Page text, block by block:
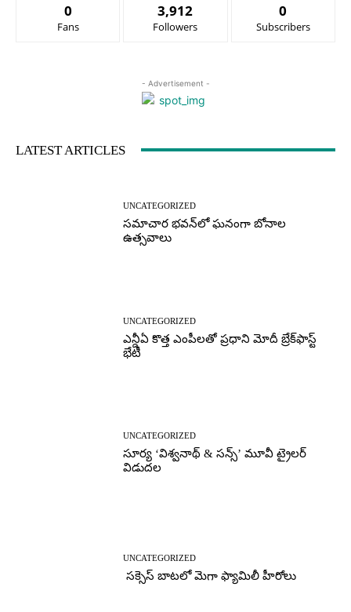
0
Fans
3,912
Followers
0
Subscribers
- Advertisement -
LATEST ARTICLES
UNCATEGORIZED
సమాచార భవన్‌లో ఘనంగా బోనాల
ఉత్సవాలు
UNCATEGORIZED
ఎన్డీఏ కొత్త ఎంపీలతో ప్రధాని మోదీ బ్రేక్‌ఫాస్ట్
భేటీ
UNCATEGORIZED
సూర్య ‘విశ్వనాథ్ & సన్స్’ మూవీ ట్రైలర్
విడుదల
UNCATEGORIZED
సక్సెస్ బాటలో మెగా ఫ్యామిలీ హీరోలు